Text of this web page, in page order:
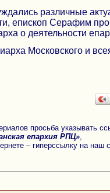
различные
епископ Серафим
о деятельности
Московского и
просьба указывать
епархия РПЦ»
– гиперссылку на наш